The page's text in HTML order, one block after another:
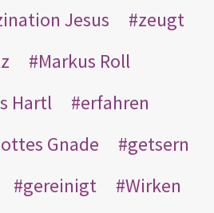
Jesus
zeugt
Markus Roll
Hartl
erfahren
Gnade
getsern
gereinigt
Wirken